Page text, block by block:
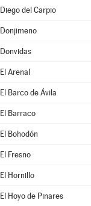
Diego del Carpio
Donjimeno
Donvidas
El Arenal
El Barco de Ávila
El Barraco
El Bohodón
El Fresno
El Hornillo
El Hoyo de Pinares